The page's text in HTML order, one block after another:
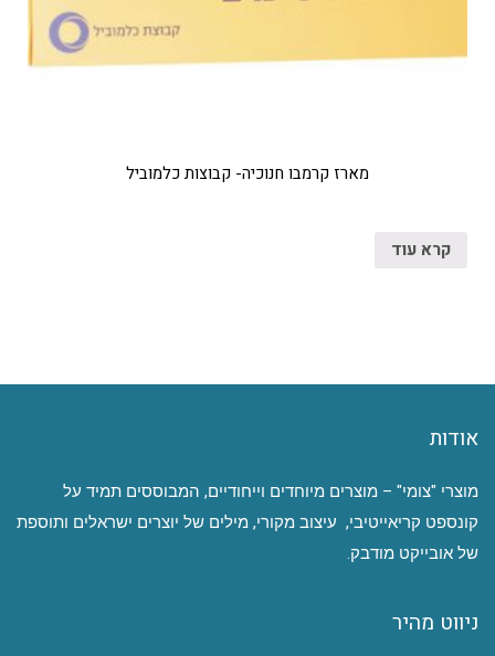
מארז קרמבו חנוכיה- קבוצות כלמוביל
קרא עוד
אודות
מוצרי "צומי" – מוצרים מיוחדים וייחודיים, המבוססים תמיד על
קונספט קריאייטיבי, עיצוב מקורי, מילים של יוצרים ישראלים ותוספת
של אובייקט מודבק.
ניווט מהיר